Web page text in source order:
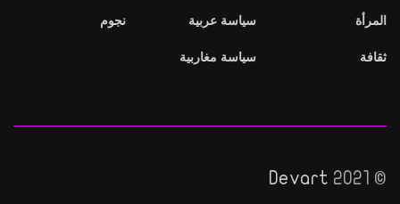
المرأة
ثقافة
سياسة عربية
سياسة مغاربية
نجوم
© 2021
Devart